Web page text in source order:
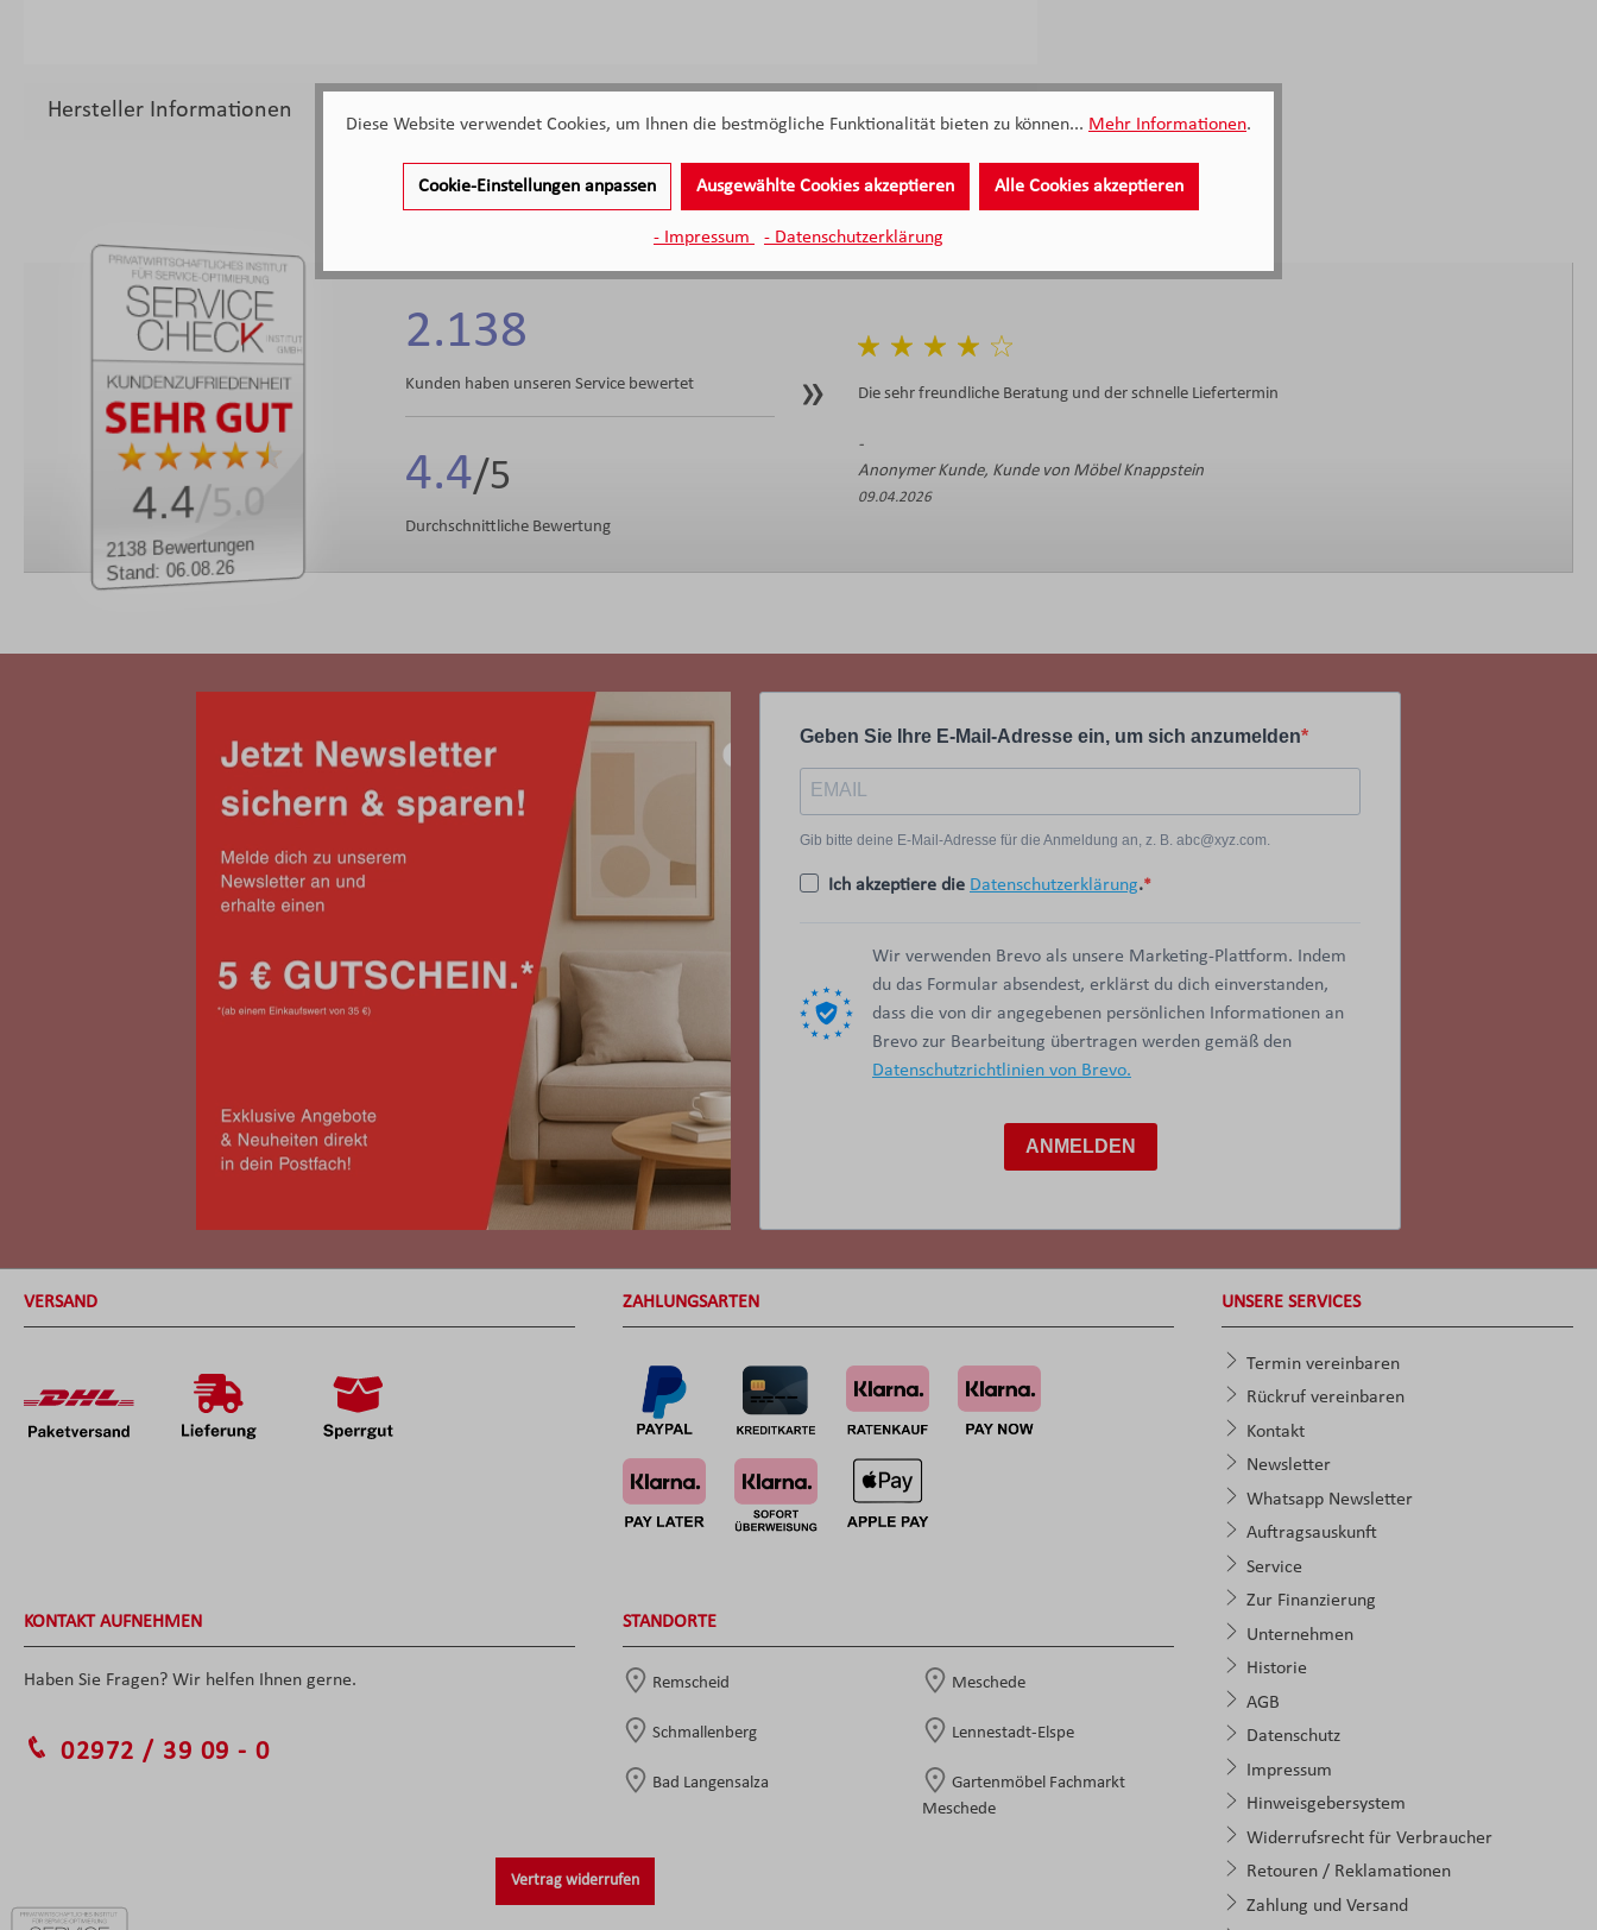
Hersteller Informationen
2138 Bewertungen
Stand: 06.08.26
4.4/5.0
2.138
Kunden haben unseren Service bewertet
4.4
Durchschnittliche Bewertung
Die sehr freundliche Beratung und der schnelle Liefertermin
Anonymer Kunde, Kunde von Möbel Knappstein
09.04.2026
Geben Sie Ihre E-Mail-Adresse ein, um sich anzumelden
Gib bitte deine E-Mail-Adresse für die Anmeldung an, z. B. abc@xyz.com.
Ich akzeptiere die Datenschutzerklärung.
Wir verwenden Brevo als unsere Marketing-Plattform. Indem
du das Formular absendest, erklärst du dich einverstanden,
dass die von dir angegebenen persönlichen Informationen an
Brevo zur Bearbeitung übertragen werden gemäß den
Datenschutzrichtlinien von Brevo.
ANMELDEN
VERSAND ZAHLUNGSARTEN
KONTAKT AUFNEHMEN
Haben Sie Fragen? Wir helfen Ihnen gerne.
02972 / 39 09 - 0
Vertrag widerrufen
STANDORTE
Remscheid Meschede
Schmallenberg Lennestadt-Elspe
Bad Langensalza
Gartenmöbel Fachmarkt
Meschede
UNSERE SERVICES
Termin vereinbaren
Rückruf vereinbaren
Kontakt
Newsletter
Whatsapp Newsletter
Auftragsauskunft
Service
Zur Finanzierung
Unternehmen
Historie
AGB
Datenschutz
Impressum
Hinweisgebersystem
Widerrufsrecht für Verbraucher
Retouren / Reklamationen
Zahlung und Versand
Diese Website verwendet Cookies, um Ihnen die bestmögliche Funktionalität bieten zu können... Mehr Informationen.
Cookie-Einstellungen anpassen Ausgewählte Cookies akzeptieren Alle Cookies akzeptieren
- Impressum - Datenschutzerklärung